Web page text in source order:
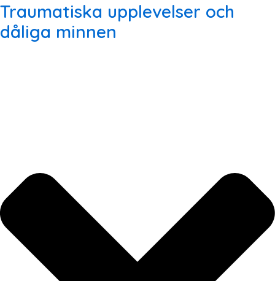
Traumatiska upplevelser och
dåliga minnen